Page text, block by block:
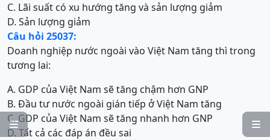


C. Lãi suất có xu hướng tăng và sản lượng giảm
D. Sản lượng giảm
Câu hỏi 25037:
Doanh nghiệp nước ngoài vào Việt Nam tăng thì trong
tương lai:
A. GDP của Việt Nam sẽ tăng chậm hơn GNP
B. Đầu tư nước ngoài gián tiếp ở Việt Nam tăng
C. GDP của Việt Nam sẽ tăng nhanh hơn GNP
D. Tất cả các đáp án đều sai